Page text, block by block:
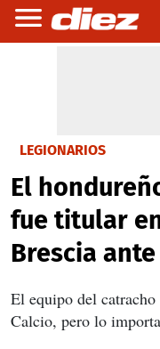
LEGIONARIOS
El
fue titular
Brescia
El equipo del
Calcio, pero lo